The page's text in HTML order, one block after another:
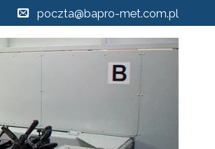
poczta@bapro-met.com.pl